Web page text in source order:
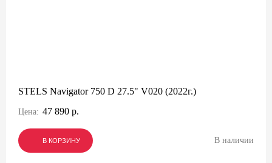
STELS Navigator 750 D 27.5" V020 (2022г.)
Цена: 47 890 р.
В КОРЗИНУ
В КОРЗИНУ
В КОРЗИНУ В наличии